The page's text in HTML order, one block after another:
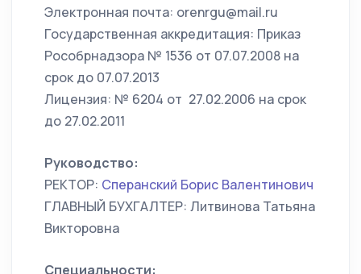
Электронная почта: orenrgu@mail.ru
Государственная аккредитация: Приказ
Рособрнадзора № 1536 от 07.07.2008 на
срок до 07.07.2013
Лицензия: № 6204 от 27.02.2006 на срок
до 27.02.2011
Руководство:
РЕКТОР: Сперанский Борис Валентинович
ГЛАВНЫЙ БУХГАЛТЕР: Литвинова Татьяна
Викторовна
Специальности: